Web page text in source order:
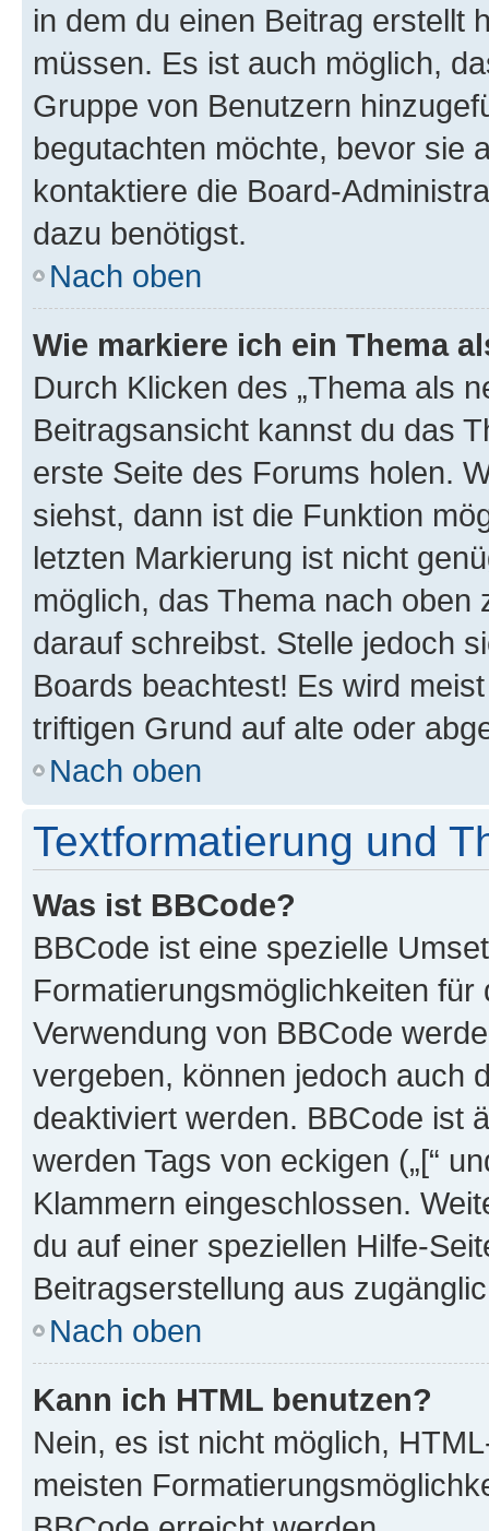
in dem du einen Beitrag erstellt
müssen. Es ist auch möglich,
Gruppe von Benutzern
begutachten möchte, bevor sie
kontaktiere die Board-
dazu benötigst.
Nach oben
Wie markiere ich ein Thema
Durch Klicken des „Thema als
Beitragsansicht kannst du das
erste Seite des Forums holen.
siehst, dann ist die Funktion
letzten Markierung ist nicht
möglich, das Thema nach oben
darauf schreibst. Stelle jedoch
Boards beachtest! Es wird
triftigen Grund auf alte oder
Nach oben
Textformatierung und
Was ist BBCode?
BBCode ist eine spezielle
Formatierungsmöglichkeiten
Verwendung von BBCode
vergeben, können jedoch auch
deaktiviert werden. BBCode ist
werden Tags von eckigen („[“
Klammern eingeschlossen.
du auf einer speziellen Hilfe-
Beitragserstellung aus
Nach oben
Kann ich HTML benutzen?
Nein, es ist nicht möglich,
meisten